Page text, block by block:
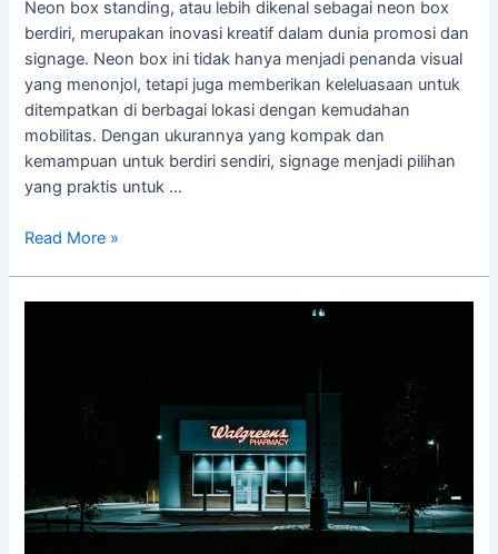
Neon box standing, atau lebih dikenal sebagai neon box
berdiri, merupakan inovasi kreatif dalam dunia promosi dan
signage. Neon box ini tidak hanya menjadi penanda visual
yang menonjol, tetapi juga memberikan keleluasaan untuk
ditempatkan di berbagai lokasi dengan kemudahan
mobilitas. Dengan ukurannya yang kompak dan
kemampuan untuk berdiri sendiri, signage menjadi pilihan
yang praktis untuk …
Read More »